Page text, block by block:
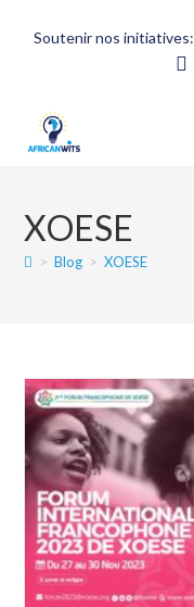
Soutenir nos initiatives:
XOESE
> Blog > XOESE